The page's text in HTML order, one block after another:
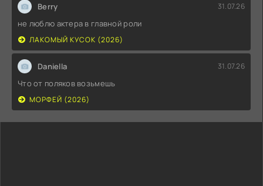
Berry 31.07.26
не люблю актера в главной роли
ЛАКОМЫЙ КУСОК (2026)
Daniella 31.07.26
Что от поляков возьмешь
МОРФЕЙ (2026)